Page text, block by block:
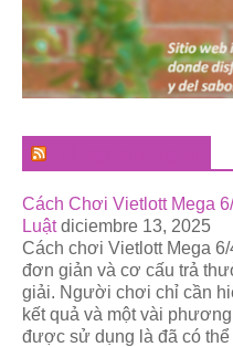
Cách Chơi Vietlott Mega
Luật diciembre 13, 2025
Cách chơi Vietlott Mega
đơn giản và cơ cấu trả
giải. Người chơi chỉ cần
kết quả và một vài
được sử dụng là đã có